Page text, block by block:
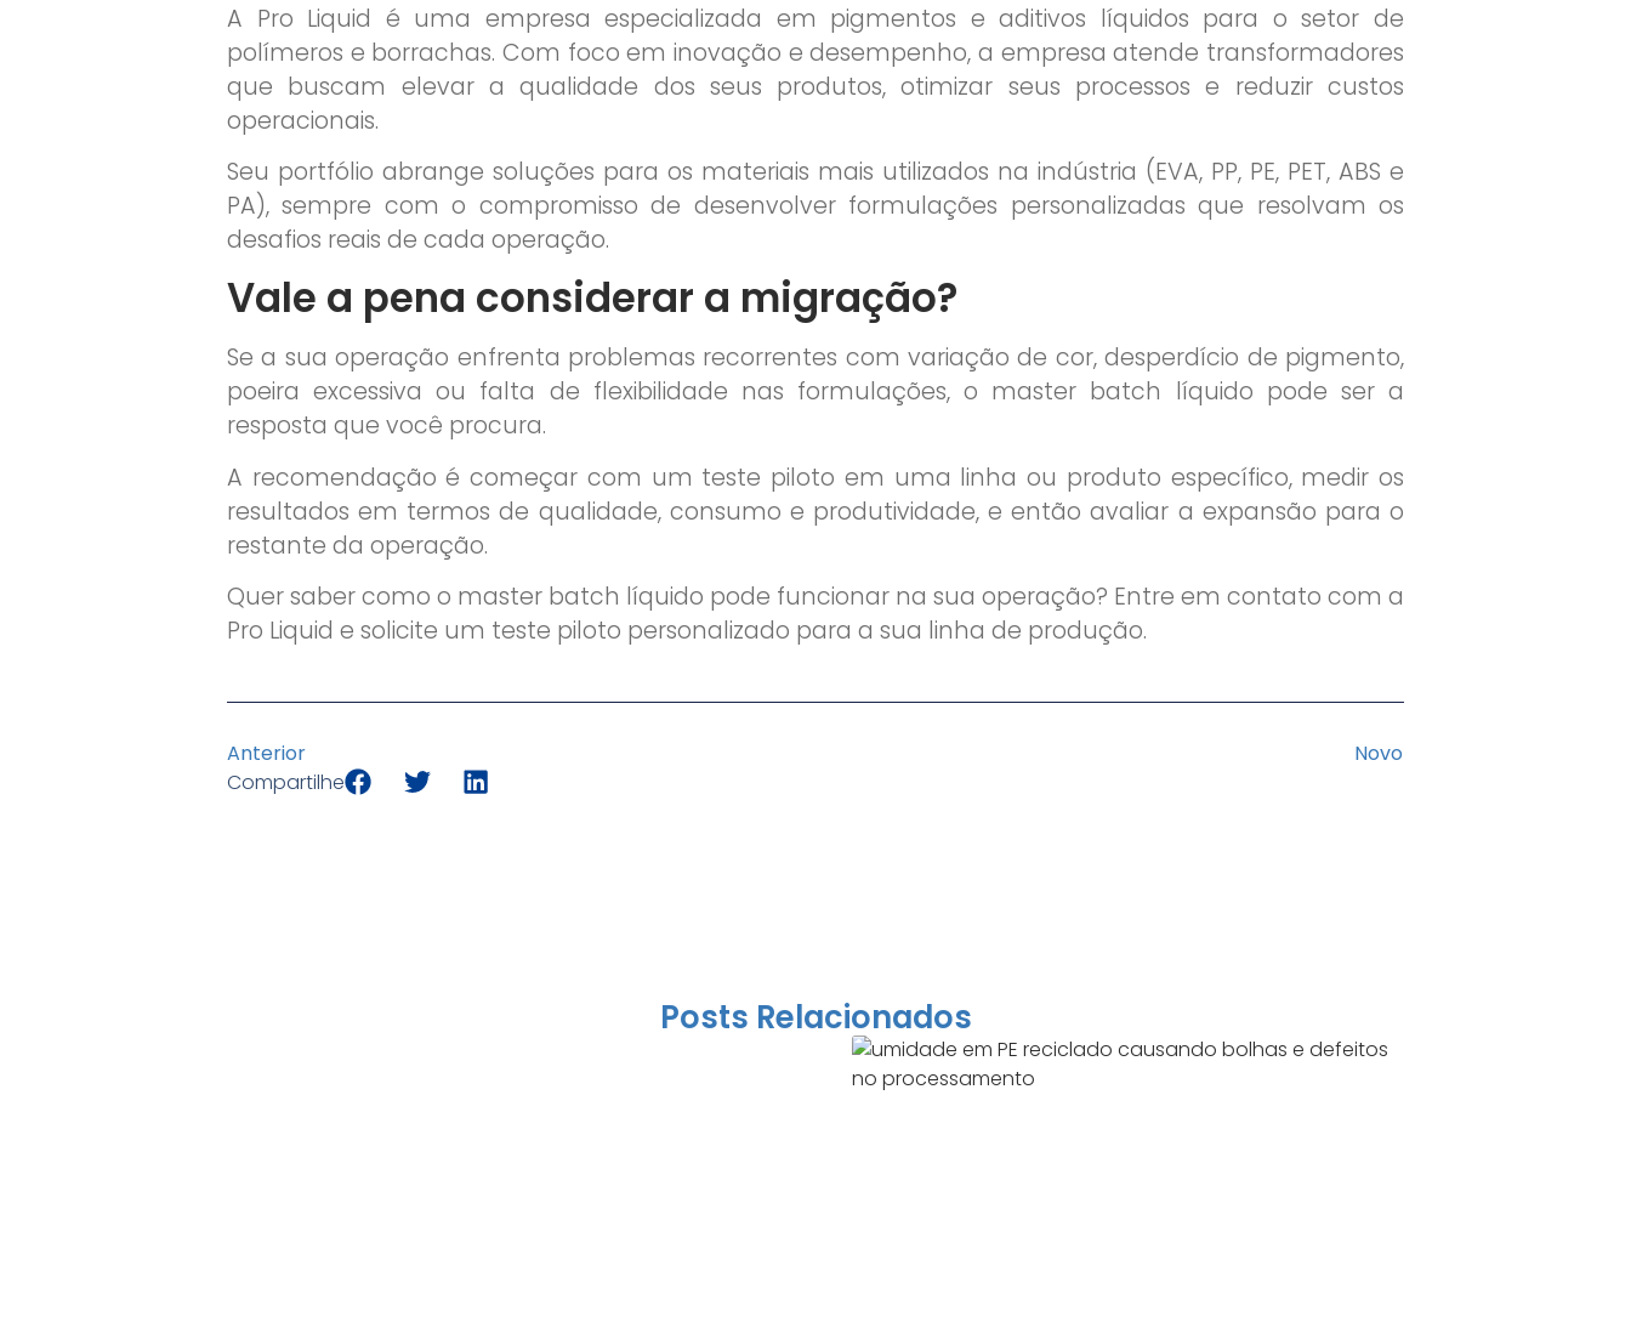
A Pro Liquid é uma empresa especializada em pigmentos e aditivos líquidos para o setor de
polímeros e borrachas. Com foco em inovação e desempenho, a empresa atende transformadores
que buscam elevar a qualidade dos seus produtos, otimizar seus processos e reduzir custos
operacionais.
Seu portfólio abrange soluções para os materiais mais utilizados na indústria (EVA, PP, PE, PET, ABS e
PA), sempre com o compromisso de desenvolver formulações personalizadas que resolvam os
desafios reais de cada operação.
Vale a pena considerar a migração?
Se a sua operação enfrenta problemas recorrentes com variação de cor, desperdício de pigmento,
poeira excessiva ou falta de flexibilidade nas formulações, o master batch líquido pode ser a
resposta que você procura.
A recomendação é começar com um teste piloto em uma linha ou produto específico, medir os
resultados em termos de qualidade, consumo e produtividade, e então avaliar a expansão para o
restante da operação.
Quer saber como o master batch líquido pode funcionar na sua operação? Entre em contato com a
Pro Liquid e solicite um teste piloto personalizado para a sua linha de produção.
Anterior
Novo
Compartilhe
Posts Relacionados